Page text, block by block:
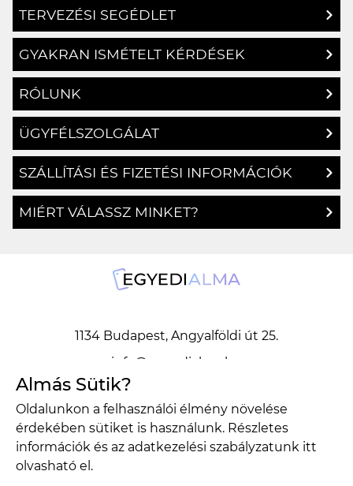
GYAKRAN ISMÉTELT KÉRDÉSEK
RÓLUNK
ÜGYFÉLSZOLGÁLAT
SZÁLLÍTÁSI ÉS FIZETÉSI INFORMÁCIÓK
MIÉRT VÁLASSZ MINKET?
info@egyedialma.hu
1134 Budapest, Angyalföldi út 25.
info@egyedialma.hu
Adatkezelési szabályzat Általános szerződési feltételek
Almás Sütik?
Oldalunkon a felhasználói élmény növelése
érdekében sütiket is használunk. Részletes
információk és az adatkezelési szabályzatunk itt
olvasható el.